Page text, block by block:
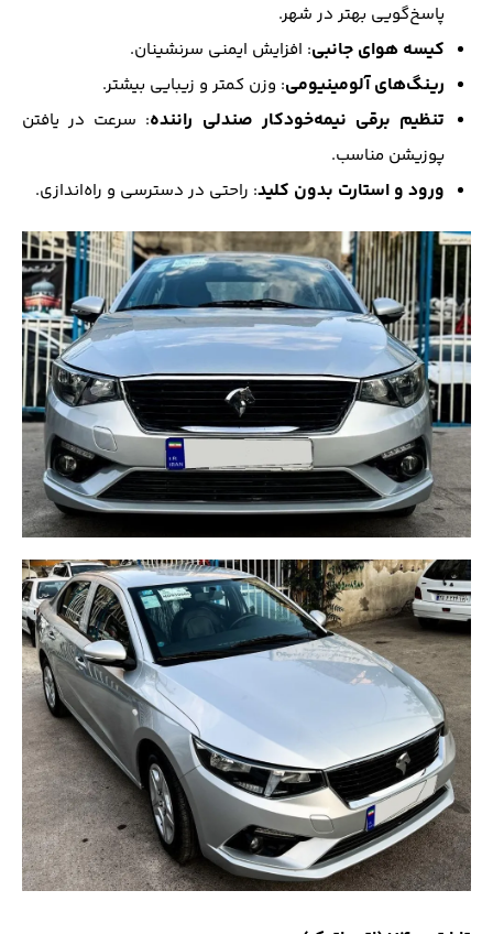
پاسخ‌گویی بهتر در شهر.
کیسه هوای جانبی: افزایش ایمنی سرنشینان.
رینگ‌های آلومینیومی: وزن کمتر و زیبایی بیشتر.
تنظیم برقی نیمه‌خودکار صندلی راننده: سرعت در یافتن
پوزیشن مناسب.
ورود و استارت بدون کلید: راحتی در دسترسی و راه‌اندازی.